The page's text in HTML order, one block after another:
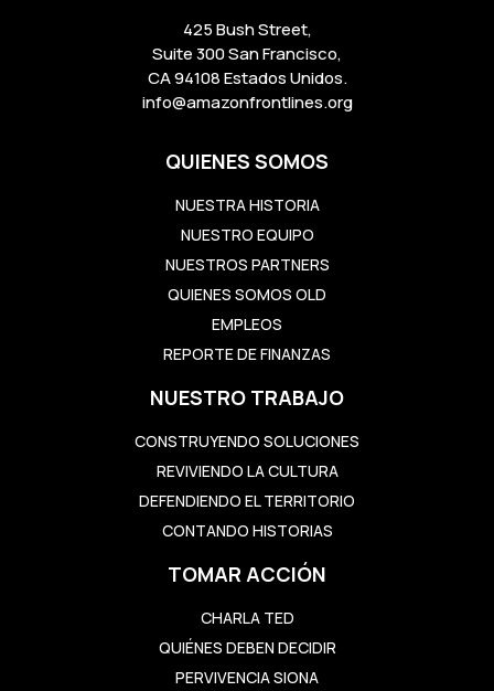
425 Bush Street,
Suite 300 San Francisco,
CA 94108 Estados Unidos.
info@amazonfrontlines.org
QUIENES SOMOS
NUESTRA HISTORIA
NUESTRO EQUIPO
NUESTROS PARTNERS
QUIENES SOMOS OLD
EMPLEOS
REPORTE DE FINANZAS
NUESTRO TRABAJO
CONSTRUYENDO SOLUCIONES
REVIVIENDO LA CULTURA
DEFENDIENDO EL TERRITORIO
CONTANDO HISTORIAS
TOMAR ACCIÓN
CHARLA TED
QUIÉNES DEBEN DECIDIR
PERVIVENCIA SIONA